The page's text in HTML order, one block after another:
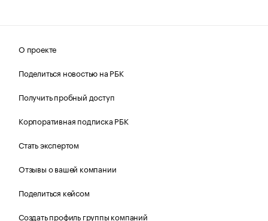
О проекте
Поделиться новостью на РБК
Получить пробный доступ
Корпоративная подписка РБК
Стать экспертом
Отзывы о вашей компании
Поделиться кейсом
Создать профиль группы компаний